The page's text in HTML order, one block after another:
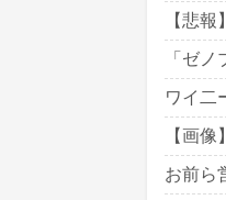
【悲
「ゼ
ワイ二
【画
お前ら